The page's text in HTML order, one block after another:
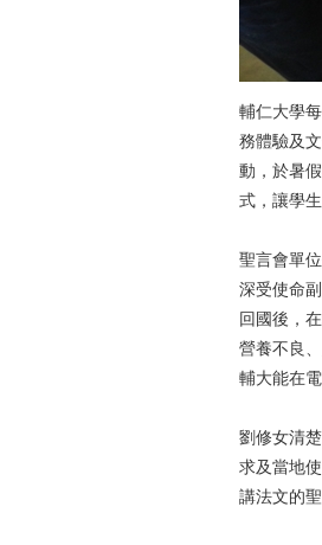
輔仁大學
務體驗及
動，於暑
式，讓學
聖言會單
深受使命
回國後，
營養不良
輔大能在
劉修女清
求及當地
講法文的